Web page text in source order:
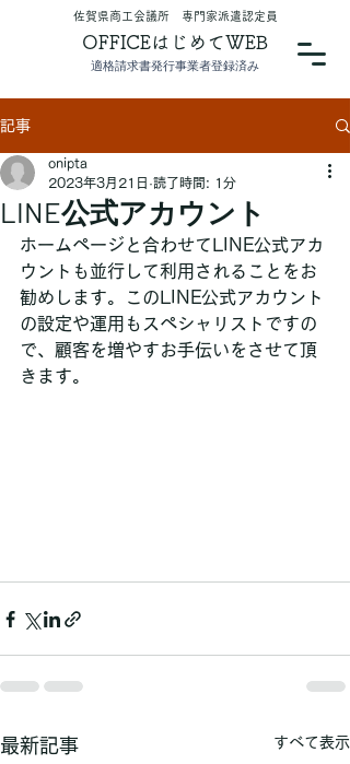
OFFICEはじめてWEB
​佐賀県商工会議所 専門家派遣認定員
適格請求書発行事業者登録済み
記事
LINE公式アカウント
onipta
2023年3月21日 読了時間: 1分
ホームページと合わせてLINE公式アカ
ウントも並行して利用されることをお
勧めします。このLINE公式アカウント
の設定や運用もスペシャリストですの
で、顧客を増やすお手伝いをさせて頂
きます。
最新記事 すべて表示